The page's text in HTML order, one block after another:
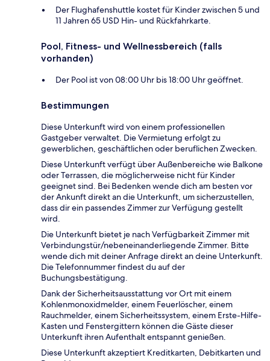
Der Flughafenshuttle kostet für Kinder zwischen 5 und
11 Jahren 65 USD Hin- und Rückfahrkarte.
Pool, Fitness- und Wellnessbereich (falls
vorhanden)
Der Pool ist von 08:00 Uhr bis 18:00 Uhr geöffnet.
Bestimmungen
Diese Unterkunft wird von einem professionellen
Gastgeber verwaltet. Die Vermietung erfolgt zu
gewerblichen, geschäftlichen oder beruflichen Zwecken.
Diese Unterkunft verfügt über Außenbereiche wie Balkone
oder Terrassen, die möglicherweise nicht für Kinder
geeignet sind. Bei Bedenken wende dich am besten vor
der Ankunft direkt an die Unterkunft, um sicherzustellen,
dass dir ein passendes Zimmer zur Verfügung gestellt
wird.
Die Unterkunft bietet je nach Verfügbarkeit Zimmer mit
Verbindungstür/nebeneinanderliegende Zimmer. Bitte
wende dich mit deiner Anfrage direkt an deine Unterkunft.
Die Telefonnummer findest du auf der
Buchungsbestätigung.
Dank der Sicherheitsausstattung vor Ort mit einem
Kohlenmonoxidmelder, einem Feuerlöscher, einem
Rauchmelder, einem Sicherheitssystem, einem Erste-Hilfe-
Kasten und Fenstergittern können die Gäste dieser
Unterkunft ihren Aufenthalt entspannt genießen.
Diese Unterkunft akzeptiert Kreditkarten, Debitkarten und